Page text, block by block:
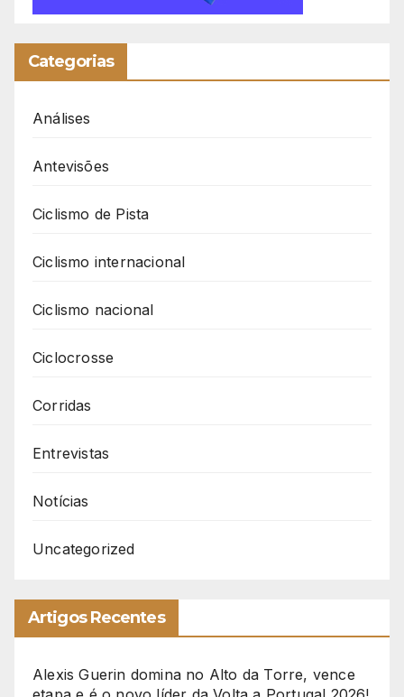
Categorias
Análises
Antevisões
Ciclismo de Pista
Ciclismo internacional
Ciclismo nacional
Ciclocrosse
Corridas
Entrevistas
Notícias
Uncategorized
Artigos Recentes
Alexis Guerin domina no Alto da Torre, vence